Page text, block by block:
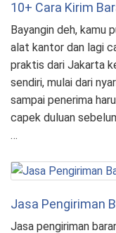
10+ Cara Kirim
Bayangin deh, kamu
alat kantor dan lagi
praktis dari Jakarta
sendiri, mulai dari
sampai penerima
capek duluan
…
Jasa Pengiriman
Jasa pengiriman